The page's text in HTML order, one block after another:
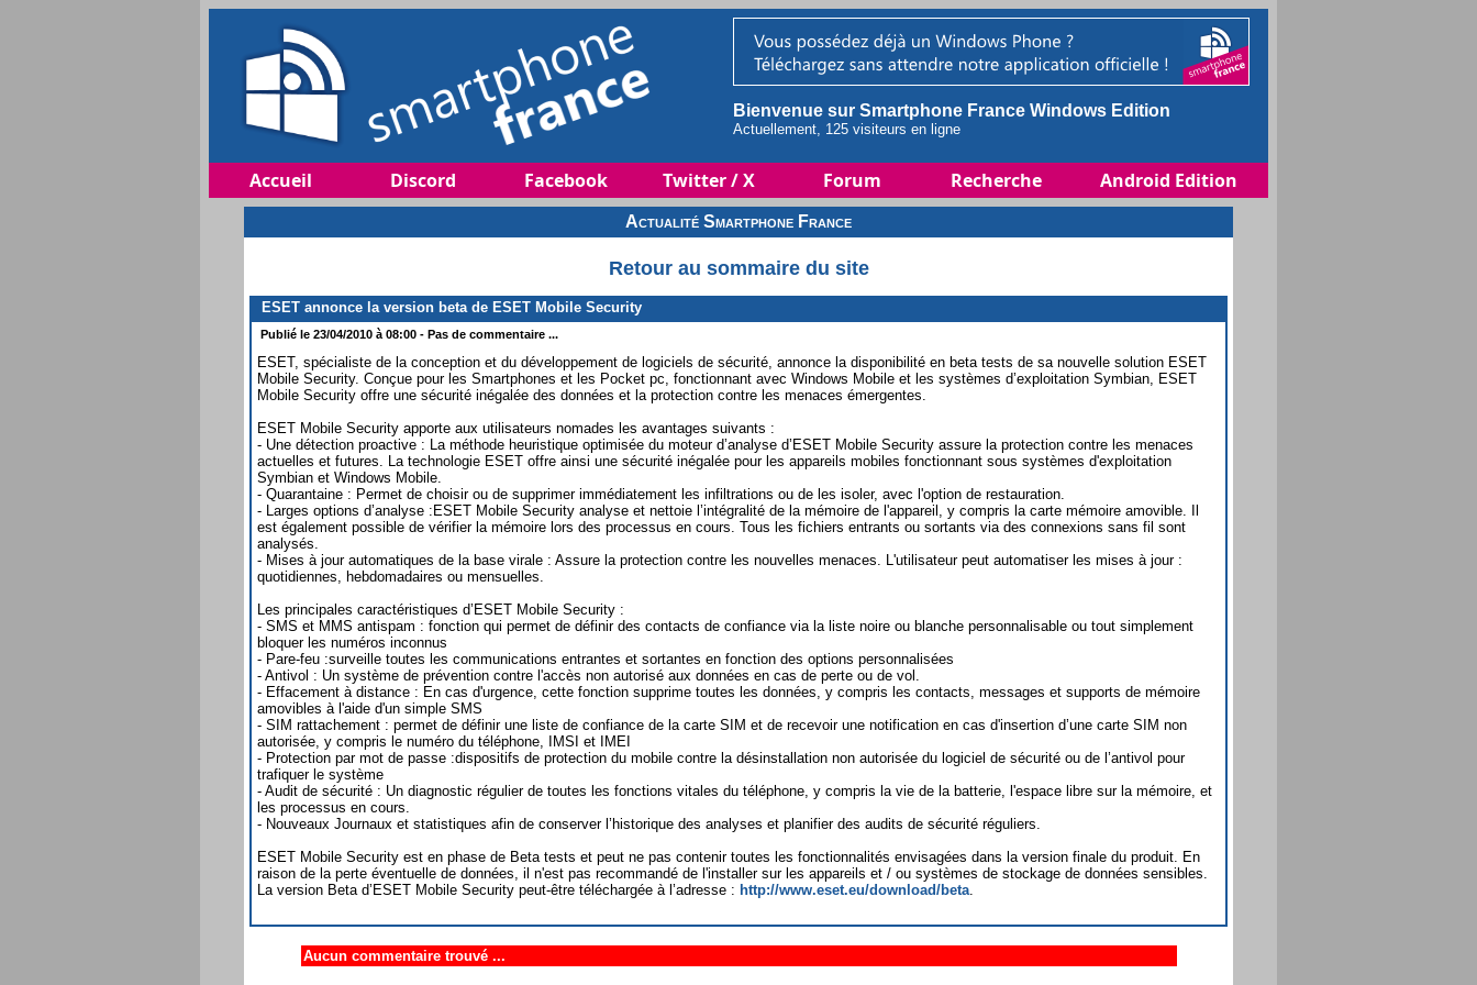
Bienvenue sur Smartphone France Windows Edition
Actuellement, 125 visiteurs en ligne
Accueil Discord Facebook Twitter / X Forum Recherche Android Edition
Actualité Smartphone France
Retour au sommaire du site
ESET annonce la version beta de ESET Mobile Security
Publié le 23/04/2010 à 08:00 - Pas de commentaire ...
ESET, spécialiste de la conception et du développement de logiciels de sécurité, annonce la disponibilité en beta tests de sa nouvelle solution ESET
Mobile Security. Conçue pour les Smartphones et les Pocket pc, fonctionnant avec Windows Mobile et les systèmes d’exploitation Symbian, ESET
Mobile Security offre une sécurité inégalée des données et la protection contre les menaces émergentes.
ESET Mobile Security apporte aux utilisateurs nomades les avantages suivants :
- Une détection proactive : La méthode heuristique optimisée du moteur d’analyse d’ESET Mobile Security assure la protection contre les menaces
actuelles et futures. La technologie ESET offre ainsi une sécurité inégalée pour les appareils mobiles fonctionnant sous systèmes d'exploitation
Symbian et Windows Mobile.
- Quarantaine : Permet de choisir ou de supprimer immédiatement les infiltrations ou de les isoler, avec l'option de restauration.
- Larges options d’analyse :ESET Mobile Security analyse et nettoie l’intégralité de la mémoire de l'appareil, y compris la carte mémoire amovible. Il
est également possible de vérifier la mémoire lors des processus en cours. Tous les fichiers entrants ou sortants via des connexions sans fil sont
analysés.
- Mises à jour automatiques de la base virale : Assure la protection contre les nouvelles menaces. L'utilisateur peut automatiser les mises à jour :
quotidiennes, hebdomadaires ou mensuelles.
Les principales caractéristiques d’ESET Mobile Security :
- SMS et MMS antispam : fonction qui permet de définir des contacts de confiance via la liste noire ou blanche personnalisable ou tout simplement
bloquer les numéros inconnus
- Pare-feu :surveille toutes les communications entrantes et sortantes en fonction des options personnalisées
- Antivol : Un système de prévention contre l'accès non autorisé aux données en cas de perte ou de vol.
- Effacement à distance : En cas d'urgence, cette fonction supprime toutes les données, y compris les contacts, messages et supports de mémoire
amovibles à l'aide d'un simple SMS
- SIM rattachement : permet de définir une liste de confiance de la carte SIM et de recevoir une notification en cas d'insertion d’une carte SIM non
autorisée, y compris le numéro du téléphone, IMSI et IMEI
- Protection par mot de passe :dispositifs de protection du mobile contre la désinstallation non autorisée du logiciel de sécurité ou de l’antivol pour
trafiquer le système
- Audit de sécurité : Un diagnostic régulier de toutes les fonctions vitales du téléphone, y compris la vie de la batterie, l'espace libre sur la mémoire, et
les processus en cours.
- Nouveaux Journaux et statistiques afin de conserver l’historique des analyses et planifier des audits de sécurité réguliers.
ESET Mobile Security est en phase de Beta tests et peut ne pas contenir toutes les fonctionnalités envisagées dans la version finale du produit. En
raison de la perte éventuelle de données, il n'est pas recommandé de l'installer sur les appareils et / ou systèmes de stockage de données sensibles.
La version Beta d’ESET Mobile Security peut-être téléchargée à l’adresse : http://www.eset.eu/download/beta
Aucun commentaire trouvé ...